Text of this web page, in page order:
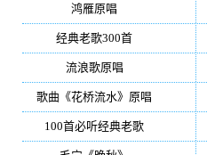
鸿雁原唱
经典老歌300首
流浪歌原唱
歌曲《花桥流水》原唱
100首必听经典老歌